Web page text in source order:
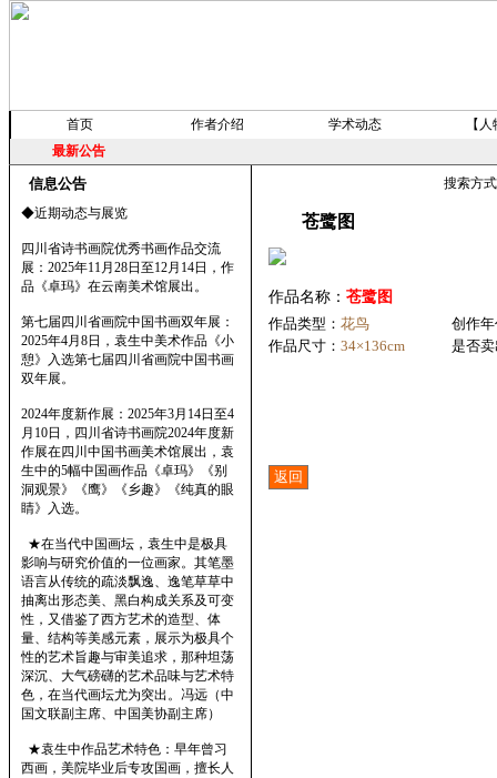
首页 作者介绍 学术动态
【
最新公告
信息公告
◆近期动态与展览
四川省诗书画院优秀书画作品交流
展：2025年11月28日至12月14日，作
品《卓玛》在云南美术馆展出。
第七届四川省画院中国书画双年展：
2025年4月8日，袁生中美术作品《小
憩》入选第七届四川省画院中国书画
双年展。
2024年度新作展：2025年3月14日至4
月10日，四川省诗书画院2024年度新
作展在四川中国书画美术馆展出，袁
生中的5幅中国画作品《卓玛》《别
洞观景》《鹰》《乡趣》《纯真的眼
睛》入选。
★在当代中国画坛，袁生中是极具
影响与研究价值的一位画家。其笔墨
语言从传统的疏淡飘逸、逸笔草草中
抽离出形态美、黑白构成关系及可变
性，又借鉴了西方艺术的造型、体
量、结构等美感元素，展示为极具个
性的艺术旨趣与审美追求，那种坦荡
深沉、大气磅礴的艺术品味与艺术特
色，在当代画坛尤为突出。冯远（中
国文联副主席、中国美协副主席）
★袁生中作品艺术特色：早年曾习
西画，美院毕业后专攻国画，擅长人
搜索方
苍鹭图
作品名称： 苍鹭图
作品类型： 花鸟
创作
作品尺寸： 34×136cm 是否